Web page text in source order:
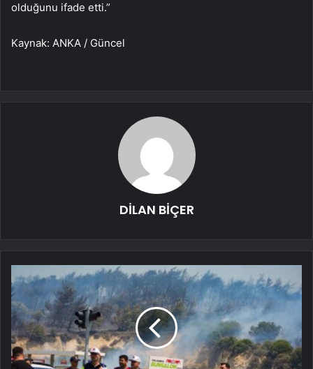
olduğunu ifade etti.”
Kaynak: ANKA / Güncel
DİLAN BİÇER